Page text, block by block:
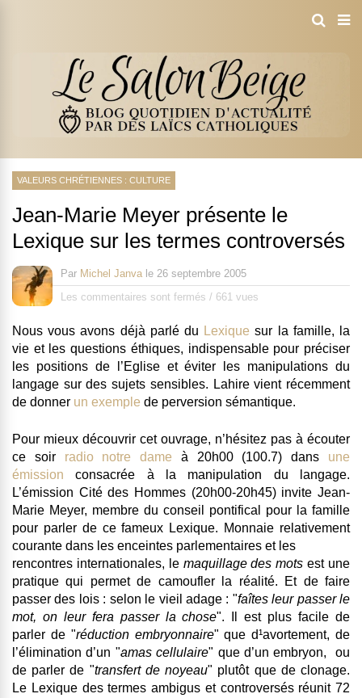
VALEURS CHRÉTIENNES : CULTURE
Jean-Marie Meyer présente le
Lexique sur les termes controversés
Par Michel Janva le 26 septembre 2005
Les commentaires sont fermés / 661 vues
Nous vous avons déjà parlé du Lexique sur la famille, la
vie et les questions éthiques, indispensable pour préciser
les positions de l’Eglise et éviter les manipulations du
langage sur des sujets sensibles. Lahire vient récemment
de donner un exemple de perversion sémantique.
Pour mieux découvrir cet ouvrage, n’hésitez pas à écouter
ce soir radio notre dame à 20h00 (100.7) dans une
émission consacrée à la manipulation du langage.
L’émission Cité des Hommes (20h00-20h45) invite Jean-
Marie Meyer, membre du conseil pontifical pour la famille
pour parler de ce fameux Lexique. Monnaie relativement
courante dans les enceintes parlementaires et les
rencontres internationales, le maquillage des mots est une
pratique qui permet de camoufler la réalité. Et de faire
passer des lois : selon le vieil adage : "faîtes leur passer le
mot, on leur fera passer la chose". Il est plus facile de
parler de "réduction embryonnaire" que d¹avortement, de
l’élimination d’un "amas cellulaire" que d’un embryon, ou
de parler de "transfert de noyeau" plutôt que de clonage.
Le Lexique des termes ambigus et controversés réunit 72